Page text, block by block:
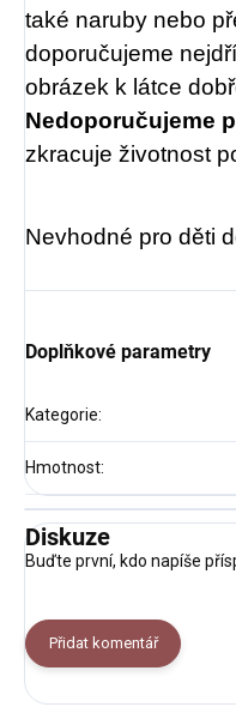
také naruby nebo
doporučujeme
obrázek k látce
Nedoporučujeme
zkracuje životnost
Nevhodné pro děti
Doplňkové parametry
Kategorie:
Hmotnost:
Diskuze
Buďte první, kdo napíše
Přidat komentář